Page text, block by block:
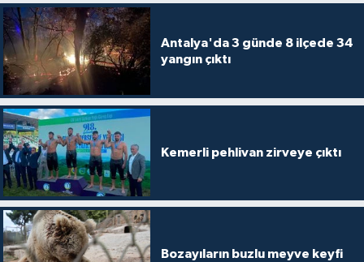
Antalya'da 3 günde 8 ilçede 34
yangın çıktı
Kemerli pehlivan zirveye çıktı
Bozayıların buzlu meyve keyfi